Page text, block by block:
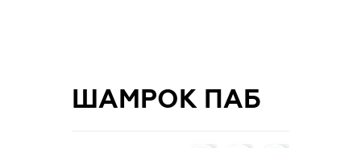
ШАМРОК ПАБ